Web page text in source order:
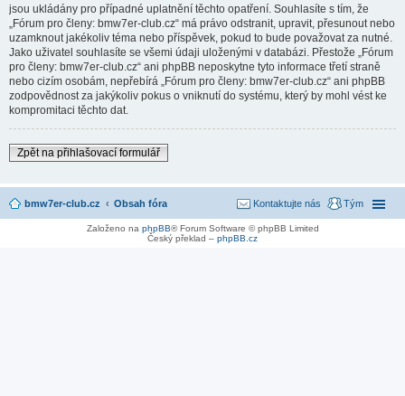
jsou ukládány pro případné uplatnění těchto opatření. Souhlasíte s tím, že
„Fórum pro členy: bmw7er-club.cz“ má právo odstranit, upravit, přesunout nebo
uzamknout jakékoliv téma nebo příspěvek, pokud to bude považovat za nutné.
Jako uživatel souhlasíte se všemi údaji uloženými v databázi. Přestože „Fórum
pro členy: bmw7er-club.cz“ ani phpBB neposkytne tyto informace třetí straně
nebo cizím osobám, nepřebírá „Fórum pro členy: bmw7er-club.cz“ ani phpBB
zodpovědnost za jakýkoliv pokus o vniknutí do systému, který by mohl vést ke
kompromitaci těchto dat.
Zpět na přihlašovací formulář
bmw7er-club.cz Obsah fóra Tým
Kontaktujte nás
Založeno na phpBB® Forum Software © phpBB Limited
Český překlad – phpBB.cz